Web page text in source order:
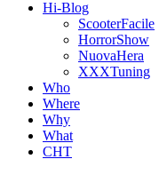
Hi-Blog
ScooterFacile
HorrorShow
NuovaHera
XXXTuning
Who
Where
Why
What
CHT